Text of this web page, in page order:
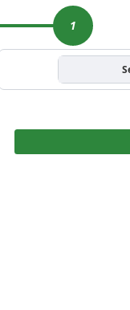
1